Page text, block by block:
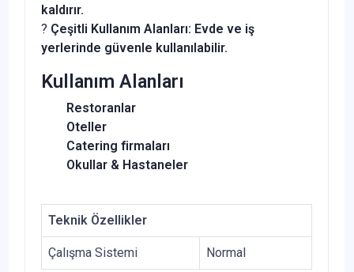
kaldırır.
? Çeşitli Kullanım Alanları: Evde ve iş
yerlerinde güvenle kullanılabilir.
Kullanım Alanları
Restoranlar
Oteller
Catering firmaları
Okullar & Hastaneler
Teknik Özellikler
Çalışma Sistemi Normal